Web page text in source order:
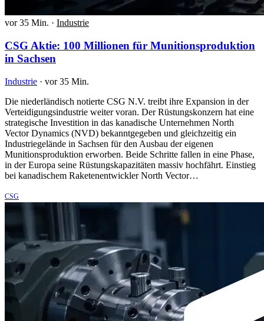
vor 35 Min. · Industrie
CSG Aktie: 100 Millionen für Munitionsproduktion
in Sachsen
Industrie · vor 35 Min.
Die niederländisch notierte CSG N.V. treibt ihre Expansion in der
Verteidigungsindustrie weiter voran. Der Rüstungskonzern hat eine
strategische Investition in das kanadische Unternehmen North
Vector Dynamics (NVD) bekanntgegeben und gleichzeitig ein
Industriegelände in Sachsen für den Ausbau der eigenen
Munitionsproduktion erworben. Beide Schritte fallen in eine Phase,
in der Europa seine Rüstungskapazitäten massiv hochfährt. Einstieg
bei kanadischem Raketenentwickler North Vector…
CSG